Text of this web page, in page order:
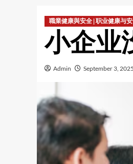
職業健康與安全 | 职业健康与
小企业
Admin September 3, 2025